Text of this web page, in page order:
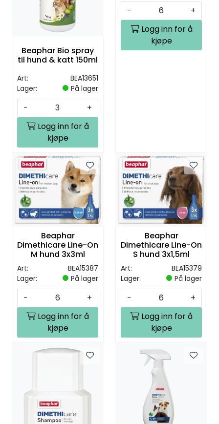
Beaphar Bio spray
til hund & katt 150ml
Art:
BEA13651
Lager:
På lager
-
+
Logg inn for å
kjøpe
-
+
Logg inn for å
kjøpe
Beaphar
Dimethicare Line-On
M hund 3x3ml
Art:
BEA15387
Lager:
På lager
-
+
Logg inn for å
kjøpe
Beaphar
Dimethicare Line-On
S hund 3x1,5ml
Art:
BEA15379
Lager:
På lager
-
+
Logg inn for å
kjøpe